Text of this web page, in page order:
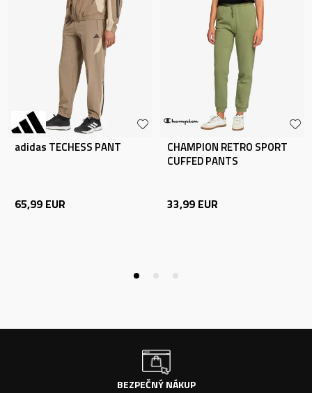
adidas TECHESS PANT
65,99 EUR
CHAMPION RETRO SPORT
CUFFED PANTS
33,99 EUR
BEZPEČNÝ NÁKUP